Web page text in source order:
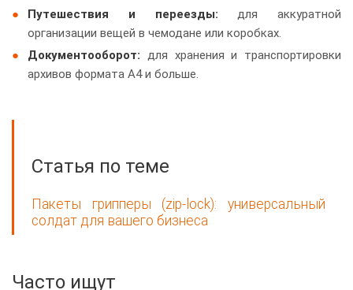
Путешествия и переезды: для аккуратной
организации вещей в чемодане или коробках.
Документооборот: для хранения и транспортировки
архивов формата А4 и больше.
Статья по теме
Пакеты грипперы (zip-lock): универсальный
солдат для вашего бизнеса
Часто ищут